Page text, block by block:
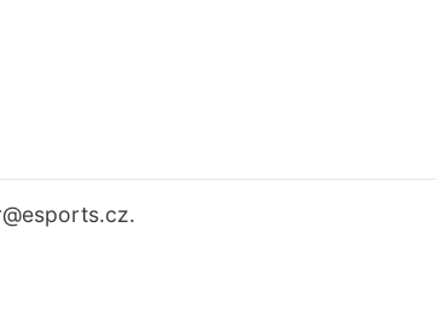
@esports.cz.